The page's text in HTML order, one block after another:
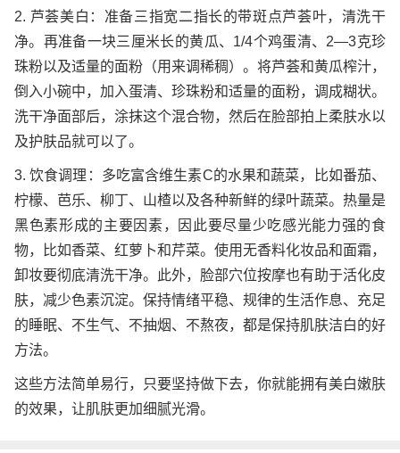
2. 芦荟美白：准备三指宽二指长的带斑点芦荟叶，清洗干
净。再准备一块三厘米长的黄瓜、1/4个鸡蛋清、2—3克珍
珠粉以及适量的面粉（用来调稀稠）。将芦荟和黄瓜榨汁，
倒入小碗中，加入蛋清、珍珠粉和适量的面粉，调成糊状。
洗干净面部后，涂抹这个混合物，然后在脸部拍上柔肤水以
及护肤品就可以了。
3. 饮食调理：多吃富含维生素C的水果和蔬菜，比如番茄、
柠檬、芭乐、柳丁、山楂以及各种新鲜的绿叶蔬菜。热量是
黑色素形成的主要因素，因此要尽量少吃感光能力强的食
物，比如香菜、红萝卜和芹菜。使用无香料化妆品和面霜，
卸妆要彻底清洗干净。此外，脸部穴位按摩也有助于活化皮
肤，减少色素沉淀。保持情绪平稳、规律的生活作息、充足
的睡眠、不生气、不抽烟、不熬夜，都是保持肌肤洁白的好
方法。
这些方法简单易行，只要坚持做下去，你就能拥有美白嫩肤
的效果，让肌肤更加细腻光滑。